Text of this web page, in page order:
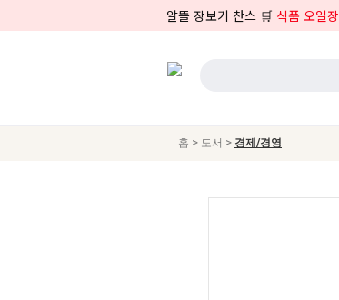
알뜰 장보기 찬스 🛒 식품 오일장
홈 > 도서 > 경제/경영